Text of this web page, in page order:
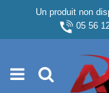
Un produit non
05 56